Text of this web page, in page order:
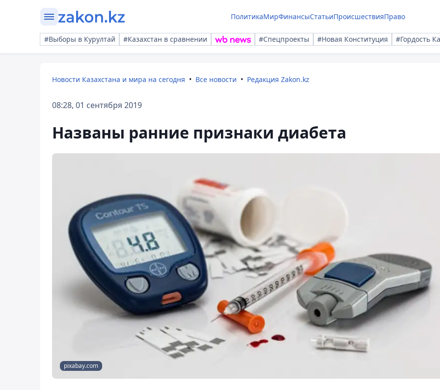
ПолитикаМирФинансыСтатьиПроисшествияПраво
#Выборы в Курултай #Казахстан в сравнении #Спецпроекты #Новая Конституция #Гордость
Новости Казахстана и мира на сегодня Все новости Редакция Zakon.kz
08:28, 01 сентября 2019
Названы ранние признаки диабета
pixabay.com